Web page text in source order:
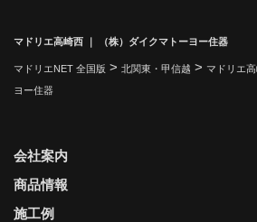
マドリエ高崎西 ｜ （株）ダイクマトーヨー住器
マドリエNET 全国版 > 北関東・甲信越 > マドリエ
ヨー住器
会社案内
商品情報
施工例